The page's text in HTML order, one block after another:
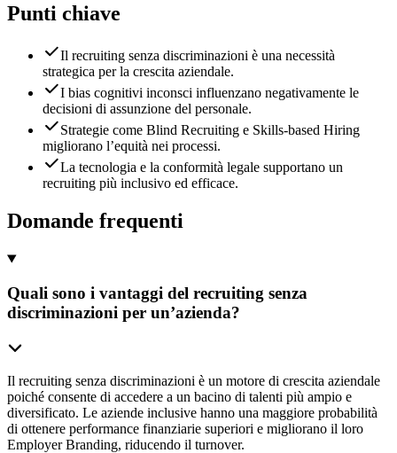
Punti chiave
Il recruiting senza discriminazioni è una necessità
strategica per la crescita aziendale.
I bias cognitivi inconsci influenzano negativamente le
decisioni di assunzione del personale.
Strategie come Blind Recruiting e Skills-based Hiring
migliorano l’equità nei processi.
La tecnologia e la conformità legale supportano un
recruiting più inclusivo ed efficace.
Domande frequenti
Quali sono i vantaggi del recruiting senza
discriminazioni per un’azienda?
Il recruiting senza discriminazioni è un motore di crescita aziendale
poiché consente di accedere a un bacino di talenti più ampio e
diversificato. Le aziende inclusive hanno una maggiore probabilità
di ottenere performance finanziarie superiori e migliorano il loro
Employer Branding, riducendo il turnover.